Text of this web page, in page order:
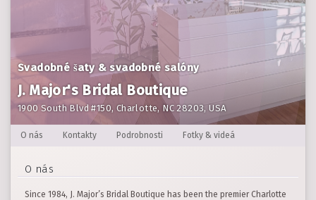
Svadobné šaty & svadobné salóny
J. Major's Bridal Boutique
1900 South Blvd #150, Charlotte, NC 28203, USA
O nás Kontakty Podrobnosti Fotky & videá
O nás
Since 1984, J. Major’s Bridal Boutique has been the premier Charlotte